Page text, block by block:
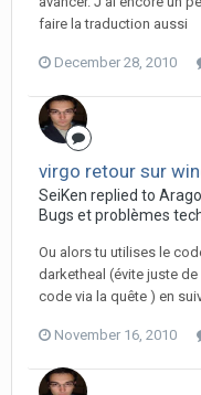
faire la traduction aussi
December 28, 2010
virgo retour sur
SeiKen replied to
Bugs et problèmes
Ou alors tu utilises le
darketheal (évite juste
code via la quête ) en
November 16, 2010